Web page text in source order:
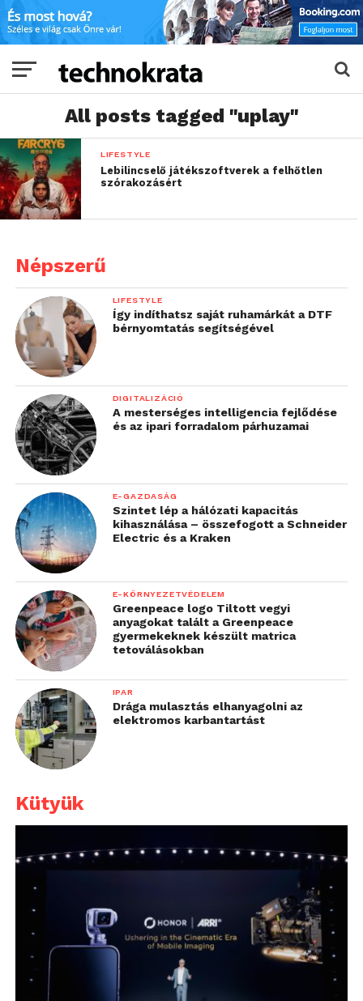
All posts tagged "uplay"
LIFESTYLE
Lebilincselő játékszoftverek a felhőtlen
szórakozásért
Népszerű
LIFESTYLE
Így indíthatsz saját ruhamárkát a DTF
bérnyomtatás segítségével
DIGITALIZÁCIÓ
A mesterséges intelligencia fejlődése
és az ipari forradalom párhuzamai
E-GAZDASÁG
Szintet lép a hálózati kapacitás
kihasználása – összefogott a Schneider
Electric és a Kraken
E-KÖRNYEZETVÉDELEM
Greenpeace logo Tiltott vegyi
anyagokat talált a Greenpeace
gyermekeknek készült matrica
tetoválásokban
IPAR
Drága mulasztás elhanyagolni az
elektromos karbantartást
Kütyük